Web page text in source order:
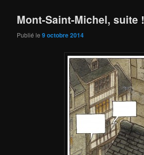
Mont-Saint-Michel, suite !
Publié le9 octobre 2014